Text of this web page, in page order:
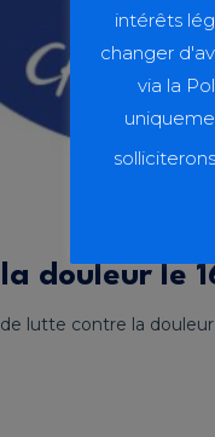
douleur le
lutte contre la
intérêts
changer
via la